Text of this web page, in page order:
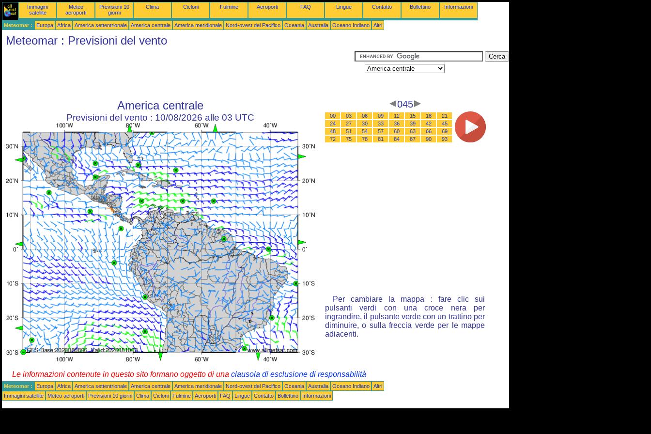
Immagini
satellite
Meteo
aeroporti
Previsioni 10
giorni
Clima Cicloni Fulmine Aeroporti FAQ Lingue Contatto Bollettino Informazioni
Meteomar : Europa Africa America settentrionale America centrale America meridionale Nord-ovest del Pacifico Oceania Australia Oceano Indiano Altri
Meteomar : Previsioni del vento
America centrale
Previsioni del vento : 10/08/2026 alle 03 UTC
045
00 03 06 09 12 15 18
21
24
27 30 33 36 39 42
45
48
51 54 57 60 63 66
69
72
75 78 81 84 87 90 93
Per cambiare la mappa : fare clic sui
pulsanti verdi con una croce nera per
ingrandire, il pulsante verde con un trattino per
diminuire, o sulla freccia verde per le mappe
adiacenti.
Le informazioni contenute in questo sito formano oggetto di una clausola di esclusione di responsabilità
Meteomar : Europa Africa America settentrionale America centrale America meridionale Nord-ovest del Pacifico Oceania Australia Oceano Indiano
Altri
Immagini satellite
Meteo aeroporti Previsioni 10 giorni Clima Cicloni Fulmine Aeroporti FAQ Lingue Contatto Bollettino Informazioni